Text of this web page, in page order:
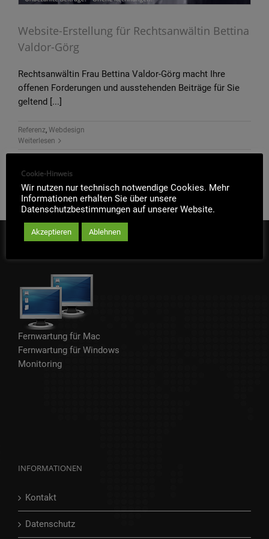
Website-Erstellung für Rechtsanwältin Bettina
Valdor-Görg
Rechtsanwältin Frau Bettina Valdor-Görg macht Ihre
offenen Forderungen und ausstehenden Beiträge für Sie
geltend [...]
Referenz, Webdesign
Weiterlesen
Fernwartung für Mac
Fernwartung für Windows
Monitoring
INFORMATIONEN
Kontakt
Datenschutz
Cookie-Hinweis
Wir nutzen nur technisch notwendige Cookies. Mehr
Informationen erhalten Sie über unsere
Datenschutzbestimmungen auf unserer Website.
Akzeptieren Ablehnen